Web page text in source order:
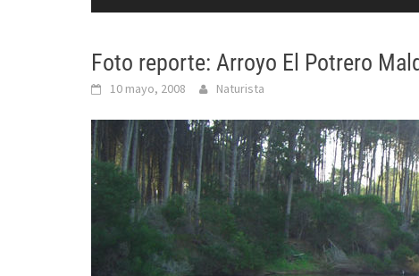
Foto reporte: Arroyo El Potrero
10 mayo, 2008 Naturista